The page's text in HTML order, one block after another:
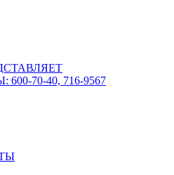
70-40, 716-9567